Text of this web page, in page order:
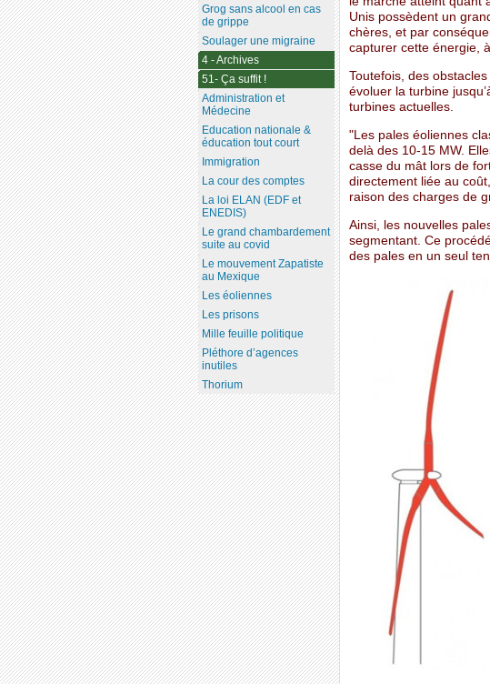
Unis possèdent un
chères, et par
capturer cette énergie,
Toutefois, des
évoluer la turbine
turbines actuelles.
"Les pales éoliennes
delà des 10-15 MW.
casse du mât lors de
directement liée au
raison des charges de
Ainsi, les nouvelles
segmentant. Ce
des pales en un seul
Grog sans alcool en cas
de grippe
Soulager une migraine
4 - Archives
51- Ça suffit !
Administration et
Médecine
Education nationale &
éducation tout court
Immigration
La cour des comptes
La loi ELAN (EDF et
ENEDIS)
Le grand chambardement
suite au covid
Le mouvement Zapatiste
au Mexique
Les éoliennes
Les prisons
Mille feuille politique
Pléthore d’agences
inutiles
Thorium